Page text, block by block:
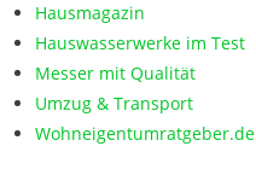
Hausmagazin
Hauswasserwerke im Test
Messer mit Qualität
Umzug & Transport
Wohneigentumratgeber.de